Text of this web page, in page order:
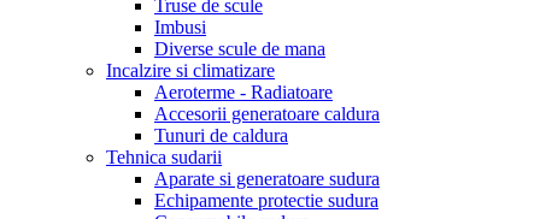
Truse de scule
Imbusi
Diverse scule de mana
Incalzire si climatizare
Aeroterme - Radiatoare
Accesorii generatoare caldura
Tunuri de caldura
Tehnica sudarii
Aparate si generatoare sudura
Echipamente protectie sudura